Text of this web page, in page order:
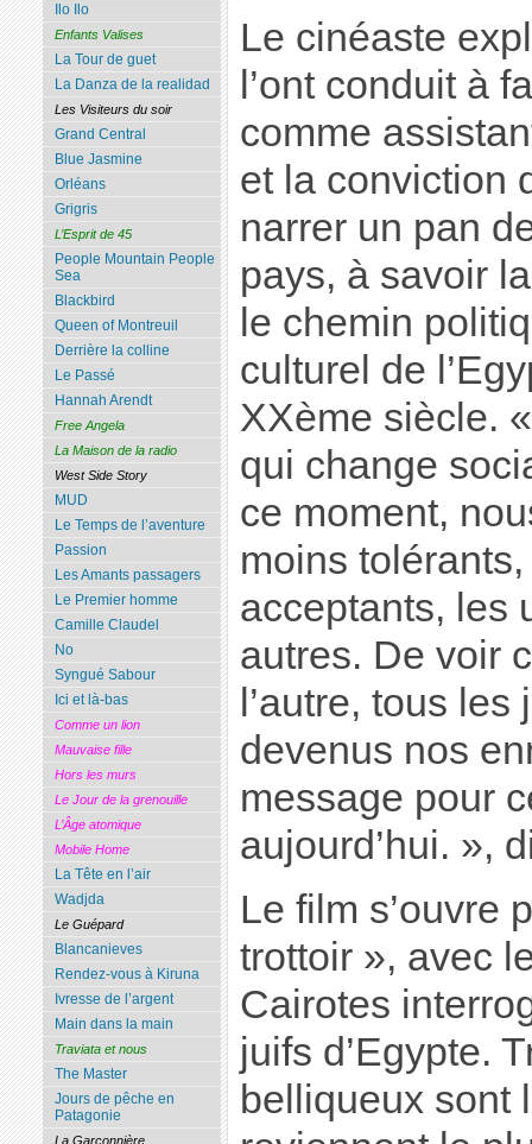
Le cinéaste
l’ont conduit à
comme
et la conviction
narrer un pan
pays, à savoir
le chemin
culturel de
XXème siècle.
qui change
ce moment,
moins
acceptants, les
autres. De voir
l’autre, tous les
devenus nos
message pour
aujourd’hui. »,
Le film s’ouvre
trottoir », avec
Cairotes
juifs d’Egypte.
belliqueux sont
Ilo Ilo
Enfants Valises
La Tour de guet
La Danza de la realidad
Les Visiteurs du soir
Grand Central
Blue Jasmine
Orléans
Grigris
L’Esprit de 45
People Mountain People
Sea
Blackbird
Queen of Montreuil
Derrière la colline
Le Passé
Hannah Arendt
Free Angela
La Maison de la radio
West Side Story
MUD
Le Temps de l’aventure
Passion
Les Amants passagers
Le Premier homme
Camille Claudel
No
Syngué Sabour
Ici et là-bas
Comme un lion
Mauvaise fille
Hors les murs
Le Jour de la grenouille
L’Âge atomique
Mobile Home
La Tête en l’air
Wadjda
Le Guépard
Blancanieves
Rendez-vous à Kiruna
Ivresse de l’argent
Main dans la main
Traviata et nous
The Master
Jours de pêche en
Patagonie
La Garçonnière